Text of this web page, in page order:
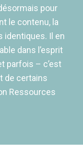
pour
le contenu, la
identiques. Il en
dans l’esprit
parfois – c’est
de certains
Ressources